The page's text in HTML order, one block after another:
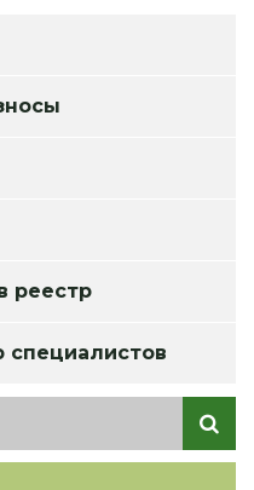
реестр
специалистов